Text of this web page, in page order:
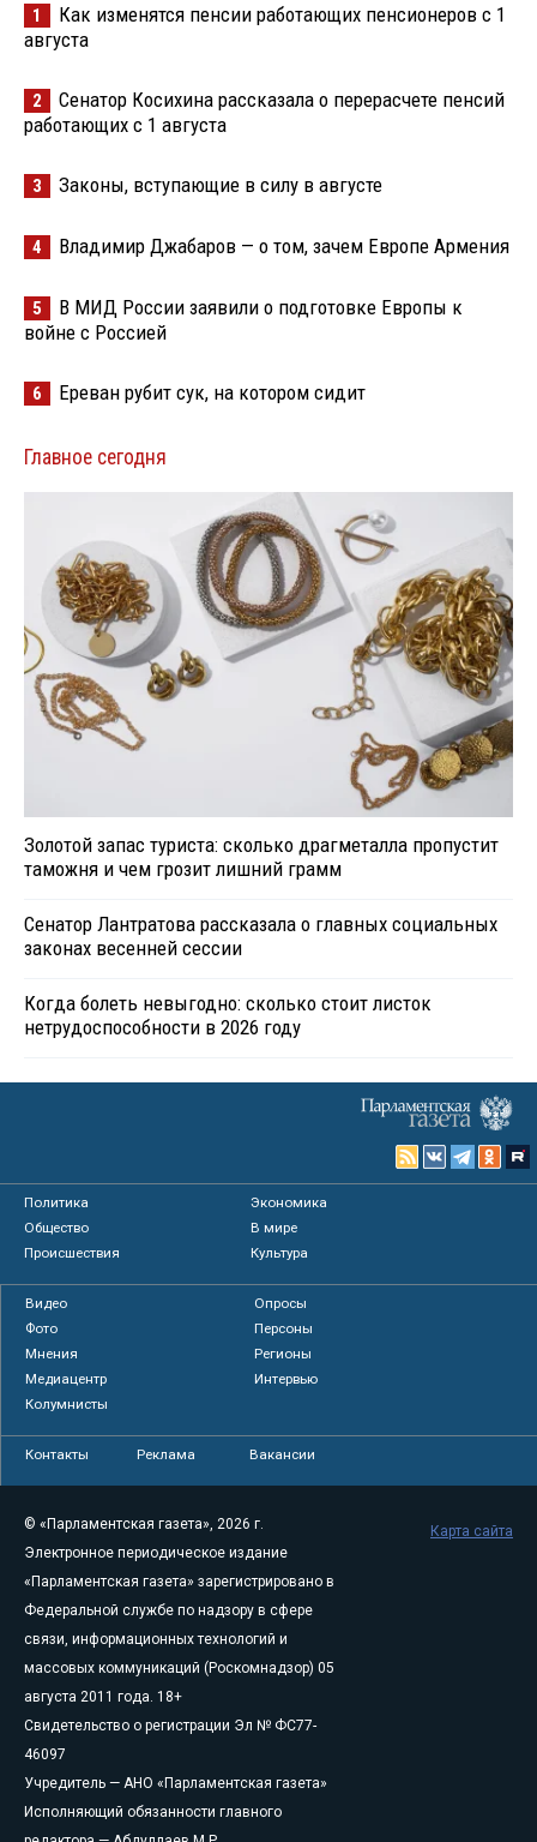
1
Как изменятся пенсии работающих пенсионеров с 1
августа
2
Сенатор Косихина рассказала о перерасчете пенсий
работающих с 1 августа
3 Законы, вступающие в силу в августе
4 Владимир Джабаров — о том, зачем Европе Армения
5
В МИД России заявили о подготовке Европы к
войне с Россией
6 Ереван рубит сук, на котором сидит
Главное сегодня
Золотой запас туриста: сколько драгметалла пропустит
таможня и чем грозит лишний грамм
Сенатор Лантратова рассказала о главных социальных
законах весенней сессии
Когда болеть невыгодно: сколько стоит листок
нетрудоспособности в 2026 году
Политика
Экономика
Общество
В мире
Происшествия
Культура
Видео
Опросы
Фото
Персоны
Мнения
Регионы
Медиацентр
Интервью
Колумнисты
Контакты Реклама Вакансии
© «Парламентская газета», 2026 г.
Электронное периодическое издание
«Парламентская газета» зарегистрировано в
Федеральной службе по надзору в сфере
связи, информационных технологий и
массовых коммуникаций (Роскомнадзор) 05
августа 2011 года. 18+
Свидетельство о регистрации Эл № ФС77-
46097
Учредитель — АНО «Парламентская газета»
Исполняющий обязанности главного
Карта сайта